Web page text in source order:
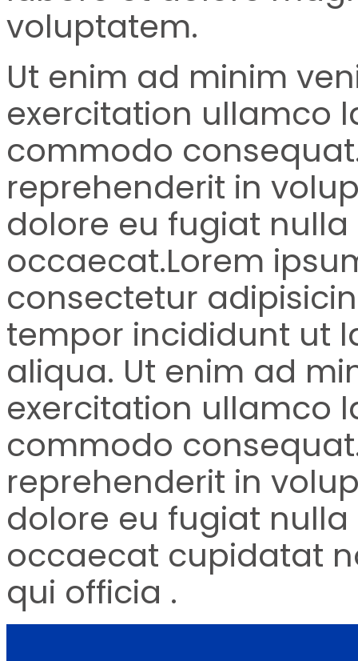
voluptatem.
Ut enim ad minim
exercitation ullamco
commodo
reprehenderit in
dolore eu fugiat
occaecat.Lorem
consectetur
tempor incididunt ut
aliqua. Ut enim ad
exercitation ullamco
commodo
reprehenderit in
dolore eu fugiat
occaecat cupidatat
qui officia .